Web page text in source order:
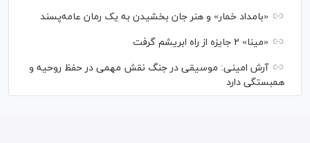
«بامداد خمار» و هنر جان بخشیدن به یک رمان عامه‌پسند
«مینا» ۲ جایزه از راه ابریشم گرفت
آرش امینی: موسیقی در جنگ نقش مهمی در حفظ روحیه و
همبستگی دارد